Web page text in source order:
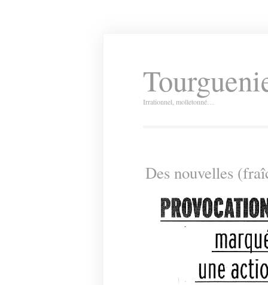
Irrationnel, molletonné…
Des nouvelles